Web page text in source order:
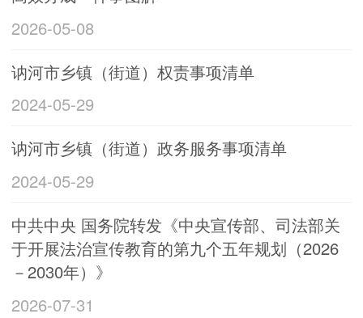
2026-05-08
讷河市乡镇（街道）权责事项清单
2024-05-29
讷河市乡镇（街道）政务服务事项清单
2024-05-29
中共中央 国务院转发《中央宣传部、司法部关
于开展法治宣传教育的第九个五年规划（2026
－2030年）》
2026-07-31